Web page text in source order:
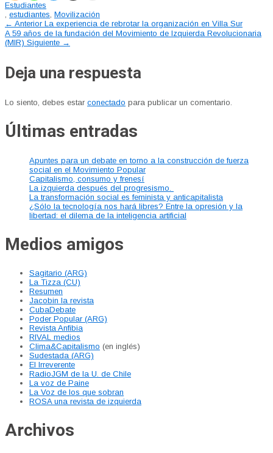
Estudiantes
, estudiantes, Movilización
Navegación
de
entrada
← Anterior La experiencia de rebrotar la organización en Villa Sur
A 59 años de la fundación del Movimiento de Izquierda Revolucionaria
(MIR) Siguiente →
Deja una respuesta
Lo siento, debes estar conectado para publicar un comentario.
Últimas entradas
Apuntes para un debate en torno a la construcción de fuerza
social en el Movimiento Popular
Capitalismo, consumo y frenesí
La izquierda después del progresismo.
La transformación social es feminista y anticapitalista
¿Sólo la tecnología nos hará libres? Entre la opresión y la
libertad: el dilema de la inteligencia artificial
Medios amigos
Sagitario (ARG)
La Tizza (CU)
Resumen
Jacobin la revista
CubaDebate
Poder Popular (ARG)
Revista Anfibia
RIVAL medios
Clima&Capitalismo (en inglés)
Sudestada (ARG)
El Irreverente
RadioJGM de la U. de Chile
La voz de Paine
La Voz de los que sobran
ROSA una revista de izquierda
Archivos